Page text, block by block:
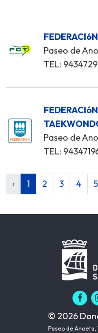
Paseo de
TEL:
Paseo de
TEL:
‹ 1 2 3 4 5
© 2026
Paseo de Anoeta,